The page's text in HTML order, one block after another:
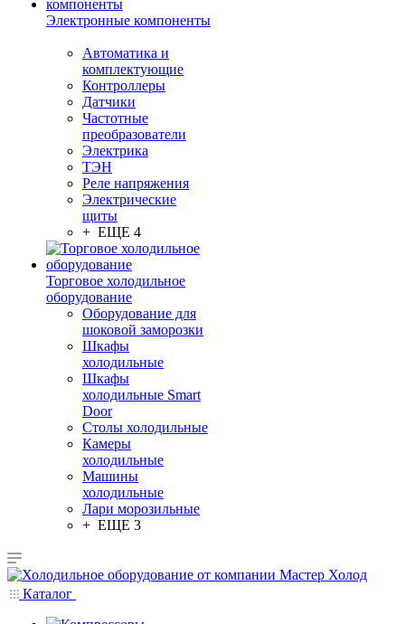
Электронные компоненты
Автоматика и
комплектующие
Контроллеры
Датчики
Частотные
преобразователи
Электрика
ТЭН
Реле напряжения
Электрические
щиты
+ ЕЩЕ 4
Торговое холодильное
оборудование
Оборудование для
шоковой заморозки
Шкафы
холодильные
Шкафы
холодильные Smart
Door
Столы холодильные
Камеры
холодильные
Машины
холодильные
Лари морозильные
+ ЕЩЕ 3
Каталог